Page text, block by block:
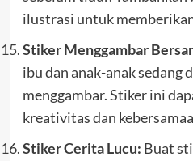
ilustrasi untuk
Stiker Menggambar
ibu dan anak-anak sedang
menggambar. Stiker ini
kreativitas dan
Stiker Cerita Lucu: Buat